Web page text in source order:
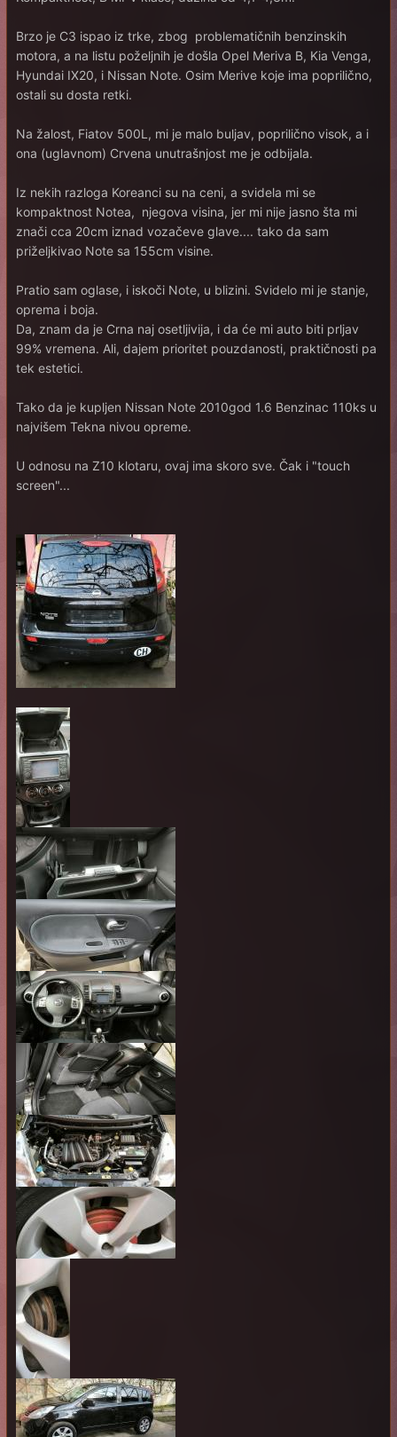
Brzo je C3 ispao iz trke, zbog problematičnih benzinskih
motora, a na listu poželjnih je došla Opel Meriva B, Kia Venga,
Hyundai IX20, i Nissan Note. Osim Merive koje ima poprilično,
ostali su dosta retki.
Na žalost, Fiatov 500L, mi je malo buljav, poprilično visok, a i
ona (uglavnom) Crvena unutrašnjost me je odbijala.
Iz nekih razloga Koreanci su na ceni, a svidela mi se
kompaktnost Notea, njegova visina, jer mi nije jasno šta mi
znači cca 20cm iznad vozačeve glave.... tako da sam
priželjkivao Note sa 155cm visine.
Pratio sam oglase, i iskoči Note, u blizini. Svidelo mi je stanje,
oprema i boja.
Da, znam da je Crna naj osetljivija, i da će mi auto biti prljav
99% vremena. Ali, dajem prioritet pouzdanosti, praktičnosti pa
tek estetici.
Tako da je kupljen Nissan Note 2010god 1.6 Benzinac 110ks u
najvišem Tekna nivou opreme.
U odnosu na Z10 klotaru, ovaj ima skoro sve. Čak i "touch
screen"...